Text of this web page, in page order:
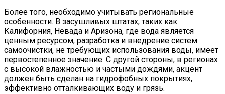
Более того, необходимо учитывать региональные
особенности. В засушливых штатах, таких как
Калифорния, Невада и Аризона, где вода является
ценным ресурсом, разработка и внедрение систем
самоочистки, не требующих использования воды, имеет
первостепенное значение. С другой стороны, в регионах
с высокой влажностью и частыми дождями, акцент
должен быть сделан на гидрофобных покрытиях,
эффективно отталкивающих воду и грязь.